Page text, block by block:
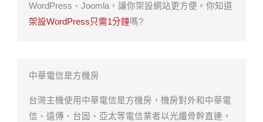
WordPress、Joomla，讓你架設網站更方便。你知道
架設WordPress只需1分鐘嗎?
中華電信是方機房
台灣主機使用中華電信是方機房，機房對外和中華電
信、遠傳、台固、亞太等電信業者以光纖骨幹直連，